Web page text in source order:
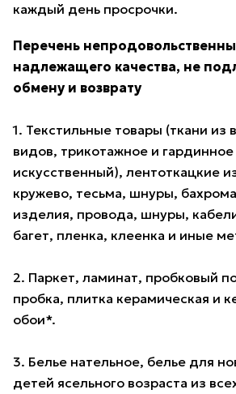
каждый день просрочки.
Перечень
надлежащего качества, не
обмену и возврату
1. Текстильные товары (ткани из
видов, трикотажное и
искусственный), лентоткацкие
кружево, тесьма, шнуры,
изделия, провода, шнуры,
багет, пленка, клеенка и иные
2. Паркет, ламинат, пробковый
пробка, плитка керамическая и
обои*.
3. Белье нательное, белье для
детей ясельного возраста из